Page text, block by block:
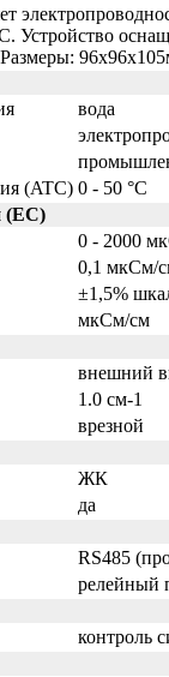
Устройство
вода
(ATC) 0 - 50 °C
(EC)
0 - 2000
0,1 мкСм/
±1,5%
мкСм/см
внешний
1.0 см-1
врезной
ЖК
да
RS485
релейный
контроль